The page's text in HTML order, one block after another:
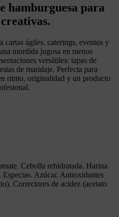
hamburguesa para
cartas ágiles, caterings, eventos y
mordida jugosa en menos
versátiles: tapas de
de maridaje. Perfecta para
ritmo, originalidad y un producto
Cebolla rehidratada. Harina
Azúcar. Antioxidantes
Correctores de acidez (acetato